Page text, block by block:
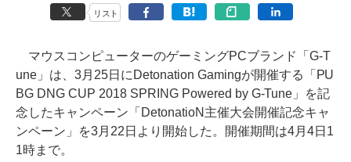
リスト
マウスコンピューターのゲーミングPCブランド「G-T
une」は、3月25日にDetonation Gamingが開催する「PU
BG DNG CUP 2018 SPRING Powered by G-Tune」を記
念したキャンペーン「DetonatioN主催大会開催記念キャ
ンペーン」を3月22日より開始した。開催期間は4月4日1
1時まで。